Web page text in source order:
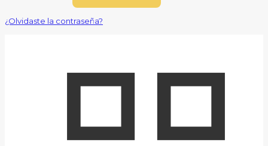
¿Olvidaste la contraseña?